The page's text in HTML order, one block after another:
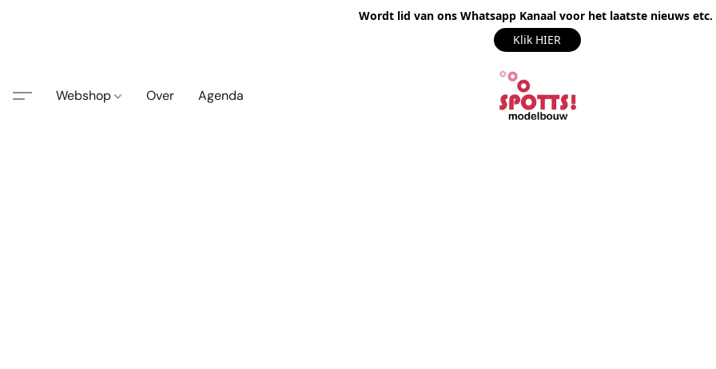
Wordt lid van ons Whatsapp Kanaal voor het laatste nieuws etc.
Klik HIER
Webshop Over Agenda